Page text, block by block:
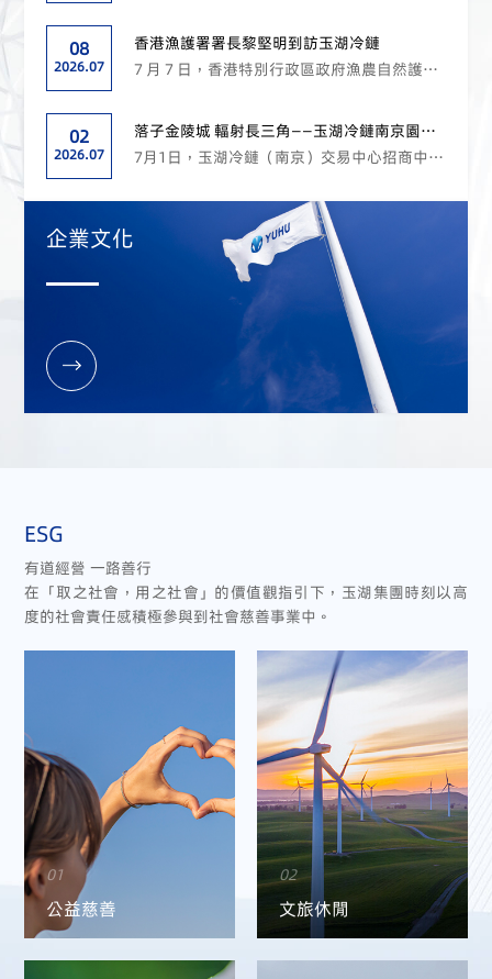
說，...
動農村一二三產業融合發展和縣域經濟高質量
發展」開展專題調研，實地考察園區建設運營
區創新實踐成...
08
2026.07
香港漁護署署長黎堅明到訪玉湖冷鏈
7 月 7 日，香港特別行政區政府漁農自然護理
訪玉湖冷鏈（成都）交易中心，實地調研園區
建設運營情況，並就標準化體系共建、農產品
進行深入交流...
02
2026.07
落子金陵城 輻射長三角——玉湖冷鏈南京園區
招商中心盛大啟幕
7月1日，玉湖冷鏈（南京）交易中心招商中心
藍軍出席啟幕儀式，玉湖冷鏈副總裁兼南京公
司董事長韋佳與南京公司總經理王雪共同為招
商中心剪綵，南京園區招商工作全面啟動。 ▲
企業文化
ESG
有道經營 一路善行
在「取之社會，用之社會」的價值觀指引下，玉湖集團時刻以高
度的社會責任感積極參與到社會慈善事業中。
01
公益慈善
02
文旅休閒